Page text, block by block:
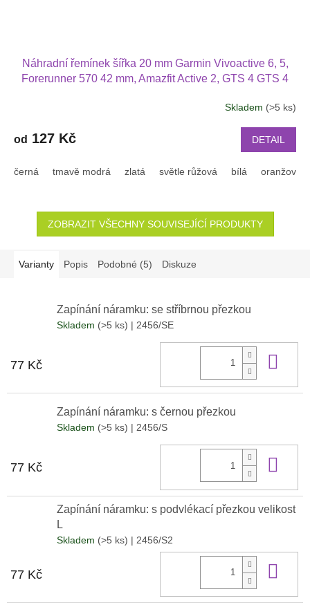
Náhradní řemínek šířka 20 mm Garmin Vivoactive 6, 5,
Forerunner 570 42 mm, Amazfit Active 2, GTS 4 GTS 4
Skladem (>5 ks)
od 127 Kč DETAIL
černá tmavě modrá zlatá světle růžová bílá oranžová
ZOBRAZIT VŠECHNY SOUVISEJÍCÍ PRODUKTY
Varianty Popis Podobné (5) Diskuze
Zapínání náramku: se stříbrnou přezkou
Skladem (>5 ks) | 2456/SE
77 Kč
Zapínání náramku: s černou přezkou
Skladem (>5 ks) | 2456/S
77 Kč
Zapínání náramku: s podvlékací přezkou velikost
L
Skladem (>5 ks) | 2456/S2
77 Kč